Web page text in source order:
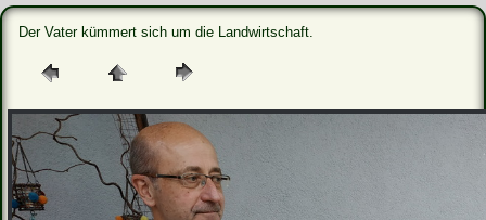
Der Vater kümmert sich um die Landwirtschaft.